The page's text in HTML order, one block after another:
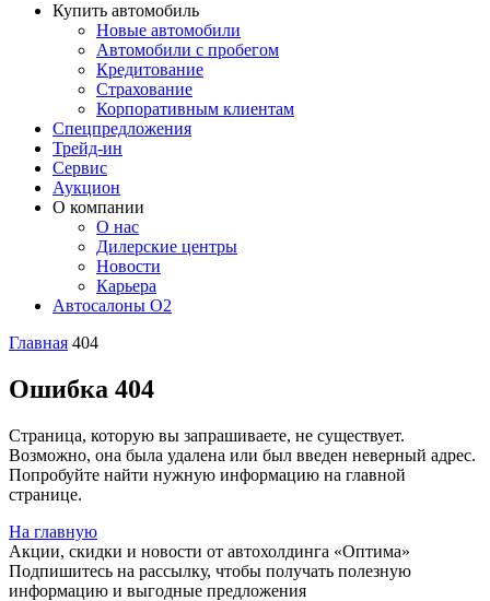
Купить автомобиль
Новые автомобили
Автомобили с пробегом
Кредитование
Страхование
Корпоративным клиентам
Спецпредложения
Трейд-ин
Сервис
Аукцион
О компании
О нас
Дилерские центры
Новости
Карьера
Автосалоны O2
Главная 404
Ошибка 404
Страница, которую вы запрашиваете, не существует.
Возможно, она была удалена или был введен неверный адрес.
Попробуйте найти нужную информацию на главной
странице.
На главную
Акции, скидки и новости от автохолдинга «Оптима»
Подпишитесь на рассылку, чтобы получать полезную
информацию и выгодные предложения